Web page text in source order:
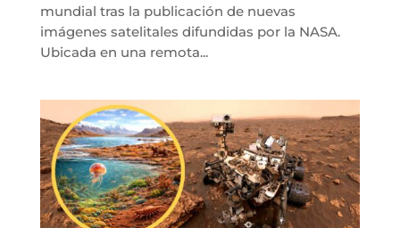
mundial tras la publicación de nuevas
imágenes satelitales difundidas por la NASA.
Ubicada en una remota...